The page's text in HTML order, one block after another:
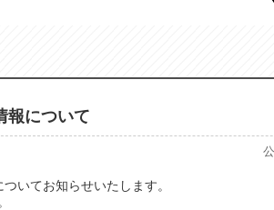
報について
いてお知らせいたします。